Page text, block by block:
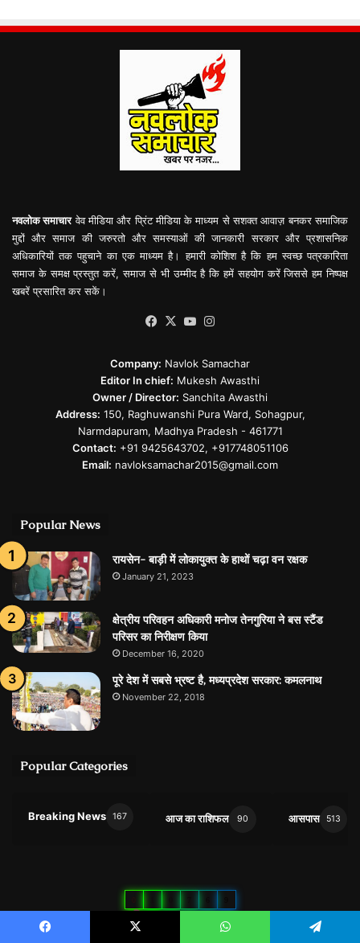
नवलोक समाचारवेव मीडिया और प्रिंट मीडिया के माध्यम से सशक्त आवाज़ बनकर समाजिक
मुद्दों और समाज की जरुरतो और समस्याओं की जानकारी सरकार और प्रशासनिक
अधिकारियों तक पहुचाने का एक माध्यम है। हमारी कोशिश है कि हम स्वच्छ पत्रकारिता
समाज के समक्ष प्रस्तुत करें, समाज से भी उम्मीद है कि हमें सहयोग करें जिससे हम निष्पक्ष
खबरें प्रसारित कर सकें।
Facebook
X YouTube
Company: Navlok Samachar
Editor In chief: Mukesh Awasthi
Owner / Director: Sanchita Awasthi
Address: 150, Raghuwanshi Pura Ward, Sohagpur,
Narmdapuram, Madhya Pradesh - 461771
Contact: +91 9425643702, +917748051106
Email: navloksamachar2015@gmail.com
Popular News
रायसेन- बाड़ी में लोकायुक्त के हाथों चढ़ा वन रक्षक
January 21, 2023
क्षेत्रीय परिवहन अधिकारी मनोज तेनगुरिया ने बस स्टैंड
परिसर का निरीक्षण किया
December 16, 2020
पूरे देश में सबसे भ्रष्ट है, मध्यप्रदेश सरकार: कमलनाथ
November 22, 2018
Popular Categories
Breaking News 167 आज का राशिफल 90 आसपास 513
Total Users : 10769